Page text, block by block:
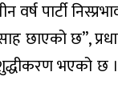
वर्ष पार्टी
छाएको छ”,
भएको छ ।”